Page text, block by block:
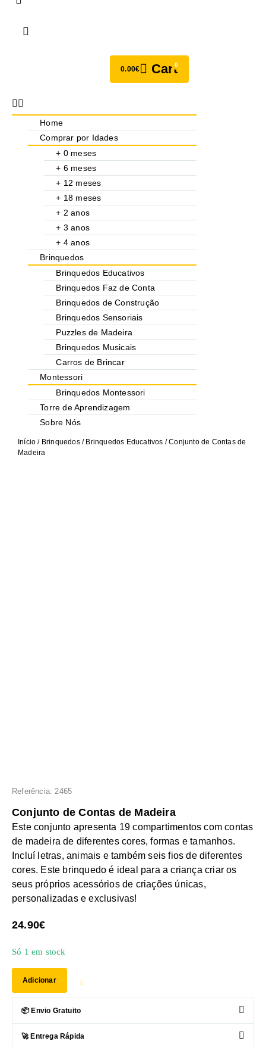
0.00€
0
Cart
Home
Comprar por Idades
+ 0 meses
+ 6 meses
+ 12 meses
+ 18 meses
+ 2 anos
+ 3 anos
+ 4 anos
Brinquedos
Brinquedos Educativos
Brinquedos Faz de Conta
Brinquedos de Construção
Brinquedos Sensoriais
Puzzles de Madeira
Brinquedos Musicais
Carros de Brincar
Montessori
Brinquedos Montessori
Torre de Aprendizagem
Sobre Nós
Início / Brinquedos/ Brinquedos Educativos / Conjunto de Contas de
Madeira
Referência: 2465
Conjunto de Contas de Madeira
Este conjunto apresenta 19 compartimentos com contas
de madeira de diferentes cores, formas e tamanhos.
Incluí letras, animais e também seis fios de diferentes
cores. Este brinquedo é ideal para a criança criar os
seus próprios acessórios de criações únicas,
personalizadas e exclusivas!
24.90€
Só 1 em stock
Quantidade
Conjunto
de
Contas
Adicionar
📦 Envio Gratuito
🚀 Entrega Rápida